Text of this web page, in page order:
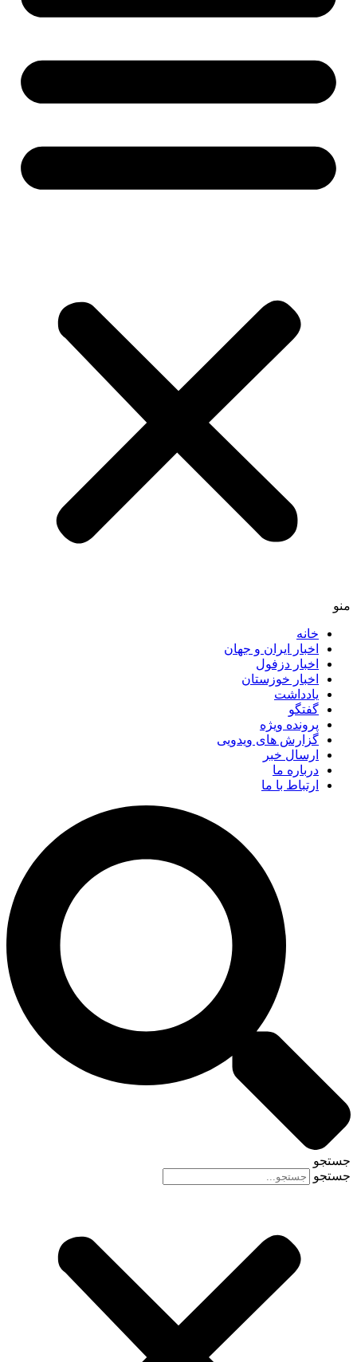
منو
خانه
اخبار ایران و جهان
اخبار دزفول
اخبار خوزستان
یادداشت
گفتگو
پرونده ویژه
گزارش های ویدویی
ارسال خبر
درباره ما
ارتباط با ما
جستجو
جستجو